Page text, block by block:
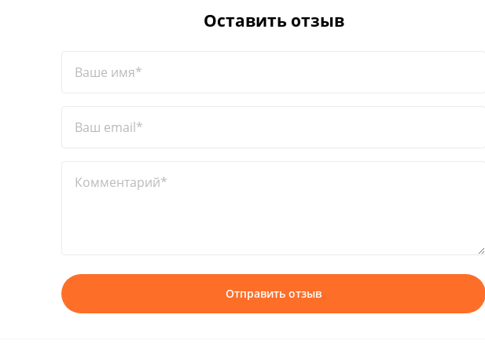
Оставить отзыв
Ваше имя*
Ваш email*
Комментарий*
Отправить отзыв